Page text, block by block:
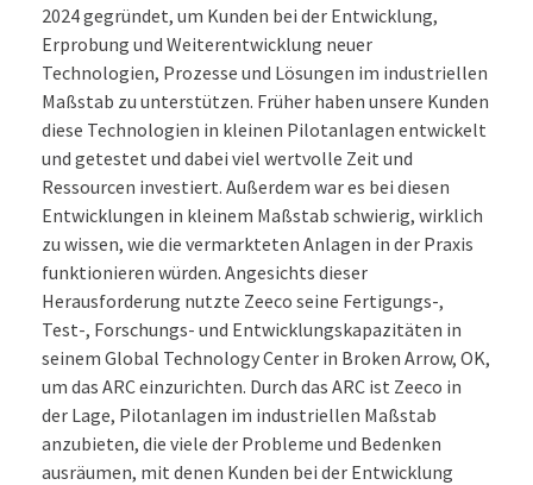
2024 gegründet, um Kunden bei der Entwicklung,
Erprobung und Weiterentwicklung neuer
Technologien, Prozesse und Lösungen im industriellen
Maßstab zu unterstützen. Früher haben unsere Kunden
diese Technologien in kleinen Pilotanlagen entwickelt
und getestet und dabei viel wertvolle Zeit und
Ressourcen investiert. Außerdem war es bei diesen
Entwicklungen in kleinem Maßstab schwierig, wirklich
zu wissen, wie die vermarkteten Anlagen in der Praxis
funktionieren würden. Angesichts dieser
Herausforderung nutzte Zeeco seine Fertigungs-,
Test-, Forschungs- und Entwicklungskapazitäten in
seinem Global Technology Center in Broken Arrow, OK,
um das ARC einzurichten. Durch das ARC ist Zeeco in
der Lage, Pilotanlagen im industriellen Maßstab
anzubieten, die viele der Probleme und Bedenken
ausräumen, mit denen Kunden bei der Entwicklung